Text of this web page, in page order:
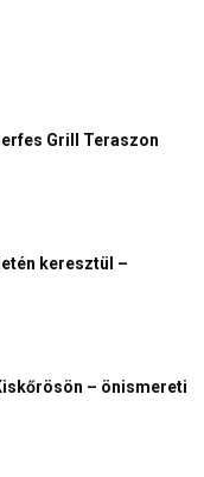
Grill Teraszon
keresztül –
– önismereti